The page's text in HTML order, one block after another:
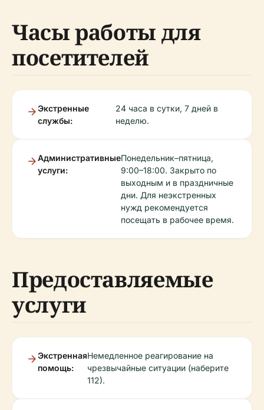
Часы работы для
посетителей
Экстренные
службы:
24 часа в сутки, 7 дней в
неделю.
Административные
услуги:
Понедельник–пятница,
9:00–18:00. Закрыто по
выходным и в праздничные
дни. Для неэкстренных
нужд рекомендуется
посещать в рабочее время.
Предоставляемые
услуги
Экстренная
помощь:
Немедленное реагирование на
чрезвычайные ситуации (наберите
112).